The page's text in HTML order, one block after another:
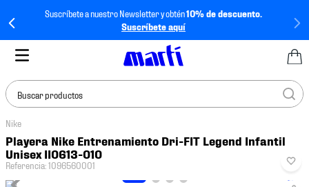
Suscríbete a nuestro Newsletter y obtén10% de descuento.
Suscríbete aquí
Buscar productos
Nike
Playera Nike Entrenamiento Dri-FIT Legend Infantil
Unisex II0613-010
Referencia:1096560001
TÉRMINOS MÁS
BUSCADOS
1.
tenis mujer